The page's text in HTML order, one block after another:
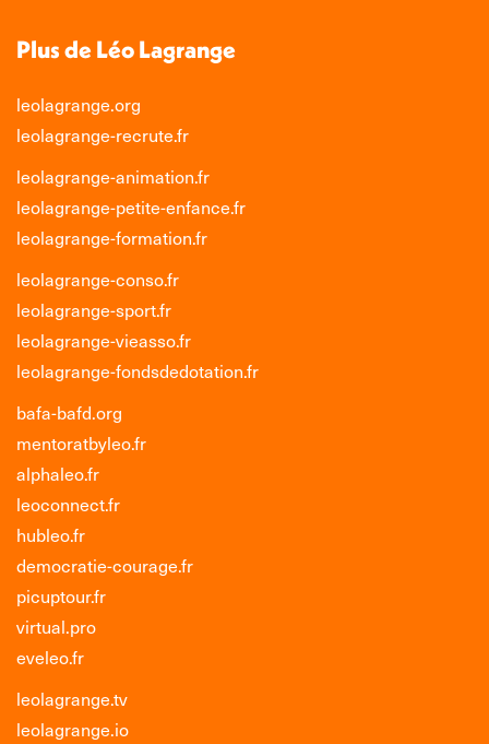
Plus de Léo Lagrange
leolagrange.org
leolagrange-recrute.fr
leolagrange-animation.fr
leolagrange-petite-enfance.fr
leolagrange-formation.fr
leolagrange-conso.fr
leolagrange-sport.fr
leolagrange-vieasso.fr
leolagrange-fondsdedotation.fr
bafa-bafd.org
mentoratbyleo.fr
alphaleo.fr
leoconnect.fr
hubleo.fr
democratie-courage.fr
picuptour.fr
virtual.pro
eveleo.fr
leolagrange.tv
leolagrange.io